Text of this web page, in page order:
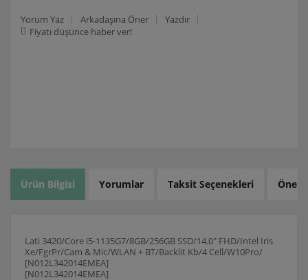
Yorum Yaz Arkadaşına Öner
Yazdır
Fiyatı düşünce haber ver!
Ürün Bilgisi Yorumlar Taksit Seçenekleri
Lati 3420/Core i5-1135G7/8GB/256GB SSD/14.0" FHD/Intel Iris
Xe/FgrPr/Cam & Mic/WLAN + BT/Backlit Kb/4 Cell/W10Pro/
[N012L342014EMEA]
[N012L342014EMEA]